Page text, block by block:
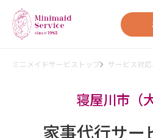
ミニメイドサービストップ サービス対
寝屋川市（
家事代行サー